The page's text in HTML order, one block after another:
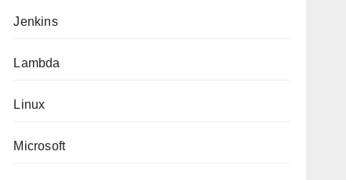
Jenkins
Lambda
Linux
Microsoft